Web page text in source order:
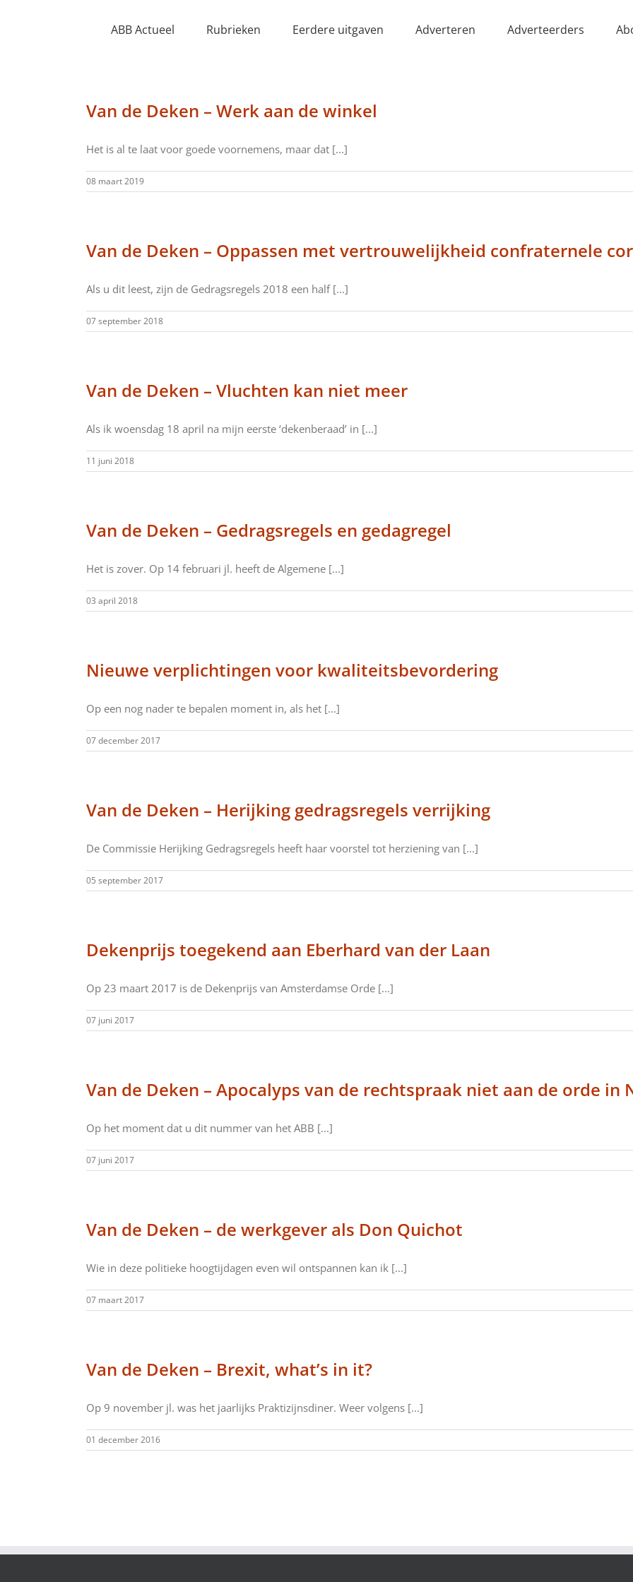
ABB Actueel Rubrieken Eerdere uitgaven Adverteren Adverteerders
Van de Deken – Werk aan de winkel
Het is al te laat voor goede voornemens, maar dat [...]
08 maart 2019
Van de Deken – Oppassen met vertrouwelijkheid confraternele
Als u dit leest, zijn de Gedragsregels 2018 een half [...]
07 september 2018
Van de Deken – Vluchten kan niet meer
Als ik woensdag 18 april na mijn eerste ‘dekenberaad’ in [...]
11 juni 2018
Van de Deken – Gedragsregels en gedagregel
Het is zover. Op 14 februari jl. heeft de Algemene [...]
03 april 2018
Nieuwe verplichtingen voor kwaliteitsbevordering
Op een nog nader te bepalen moment in, als het [...]
07 december 2017
Van de Deken – Herijking gedragsregels verrijking
De Commissie Herijking Gedragsregels heeft haar voorstel tot herziening van [...]
05 september 2017
Dekenprijs toegekend aan Eberhard van der Laan
Op 23 maart 2017 is de Dekenprijs van Amsterdamse Orde [...]
07 juni 2017
Van de Deken – Apocalyps van de rechtspraak niet aan de orde in
Op het moment dat u dit nummer van het ABB [...]
07 juni 2017
Van de Deken – de werkgever als Don Quichot
Wie in deze politieke hoogtijdagen even wil ontspannen kan ik [...]
07 maart 2017
Van de Deken – Brexit, what’s in it?
Op 9 november jl. was het jaarlijks Praktizijnsdiner. Weer volgens [...]
01 december 2016